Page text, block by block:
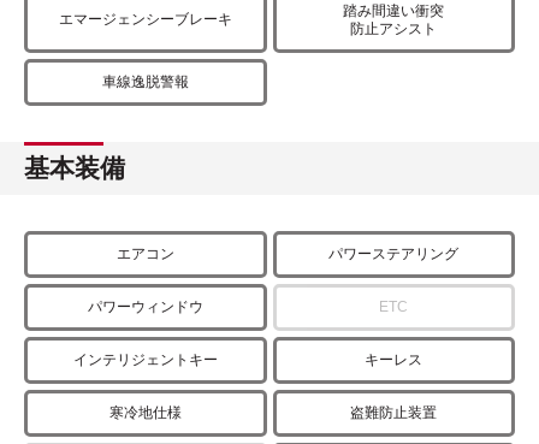
エマージェンシーブレーキ
踏み間違い衝突
防止アシスト
車線逸脱警報
基本装備
エアコン パワーステアリング
パワーウィンドウ ETC
インテリジェントキー キーレス
寒冷地仕様 盗難防止装置